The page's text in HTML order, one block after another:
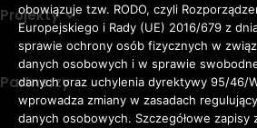
Rozmiar
Adomyślna czcionka
Projekty
Partnerzy
obowiązuje tzw. RODO, czyli
Europejskiego i Rady (UE) 2016/679 z
sprawie ochrony osób fizycznych w
danych osobowych i w sprawie
danych oraz uchylenia dyrektywy 95/46/
wprowadza zmiany w zasadach
danych osobowych. Szczegółowe zapisy